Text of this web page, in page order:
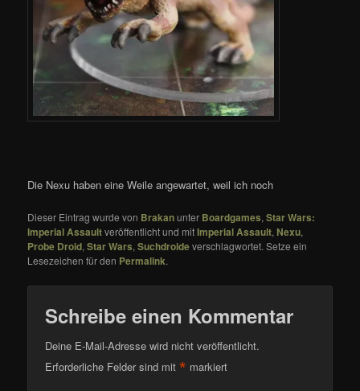
Die Nexu haben eine Weile angewartet, weil ich noch
Dieser Eintrag wurde von Brakanunter Boardgames,Star Wars:
Imperial Assaultveröffentlicht und mitImperial Assault, Nexu,
Probe Droid,Star Wars,Suchdroideverschlagwortet. Setze ein
Lesezeichen für den Permalink.
Schreibe einen Kommentar
Deine E-Mail-Adresse wird nicht veröffentlicht.
Erforderliche Felder sind mit* markiert